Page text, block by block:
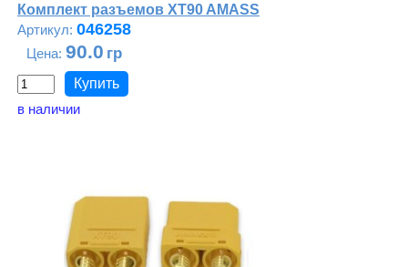
Комплект разъемов XT90 AMASS
046258
90.0
в наличии